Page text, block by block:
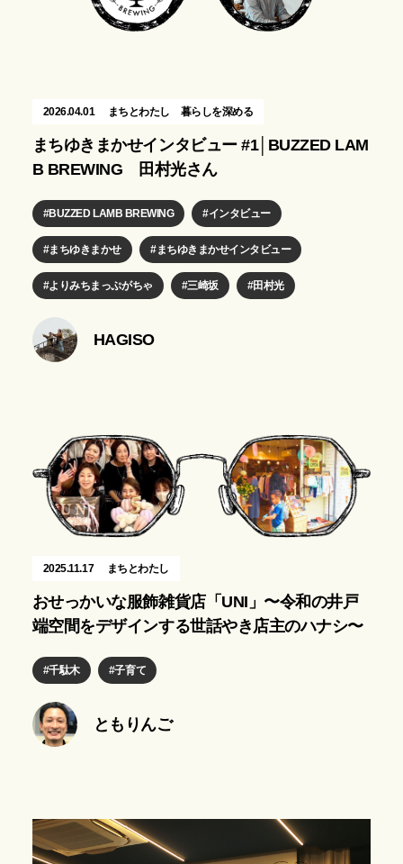
2026.04.01 まちとわたし 暮らしを深める
まちゆきまかせインタビュー #1│BUZZED LAM
B BREWING 田村光さん
BUZZED LAMB BREWING インタビュー
まちゆきまかせ まちゆきまかせインタビュー
よりみちまっぷがちゃ 三崎坂 田村光
HAGISO
2025.11.17 まちとわたし
おせっかいな服飾雑貨店「UNI」〜令和の井戸
端空間をデザインする世話やき店主のハナシ〜
千駄木 子育て
ともりんご